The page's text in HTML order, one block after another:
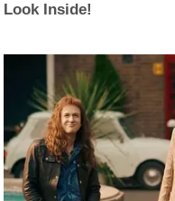
Look Inside!